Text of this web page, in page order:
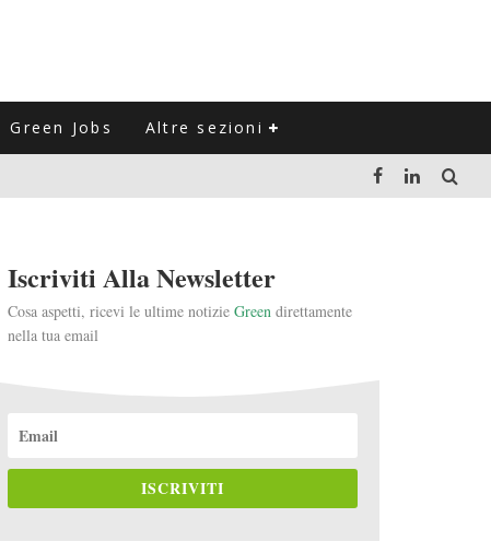
Green Jobs Altre sezioni
L'ITALIA
Iscriviti Alla Newsletter
Cosa aspetti, ricevi le ultime notizie Green direttamente
nella tua email
ISCRIVITI